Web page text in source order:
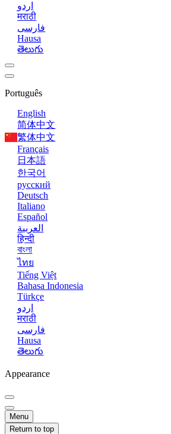
اردو
मराठी
فارسی
Hausa
తెలుగు
Português
English
简体中文
繁体中文
Français
日本語
한국어
русский
Deutsch
Italiano
Español
العربية
हिन्दी
বাংলা
ไทย
Tiếng Việt
Bahasa Indonesia
Türkçe
اردو
मराठी
فارسی
Hausa
తెలుగు
Appearance
Menu
Return to top